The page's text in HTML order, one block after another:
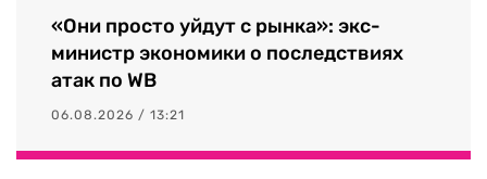
«Они просто уйдут с рынка»: экс-
министр экономики о последствиях
атак по WB
06.08.2026 / 13:21